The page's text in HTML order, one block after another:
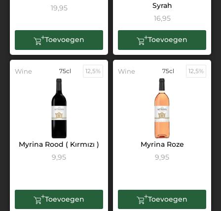
19,95
Toevoegen
Syrah
16,95
Toevoegen
Wine 75cl 12,5%
Myrina Rood ( Kırmızı )
9,95
Toevoegen
Wine 75cl 12,5%
Myrina Roze
9,95
Toevoegen